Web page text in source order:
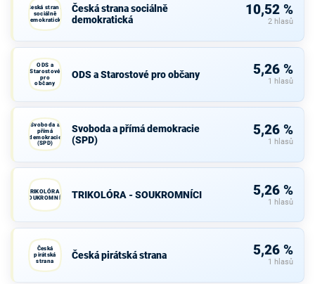
Česká strana
sociálně
demokratická
Česká strana sociálně
demokratická
10,52 %
2 hlasů
ODS a
Starostové
pro
občany
ODS a Starostové pro občany 5,26 %
1 hlasů
Svoboda a
přímá
demokracie
(SPD)
Svoboda a přímá demokracie
(SPD)
5,26 %
1 hlasů
TRIKOLÓRA -
SOUKROMNÍCI
TRIKOLÓRA - SOUKROMNÍCI 5,26 %
1 hlasů
Česká
pirátská
strana
Česká pirátská strana 5,26 %
1 hlasů